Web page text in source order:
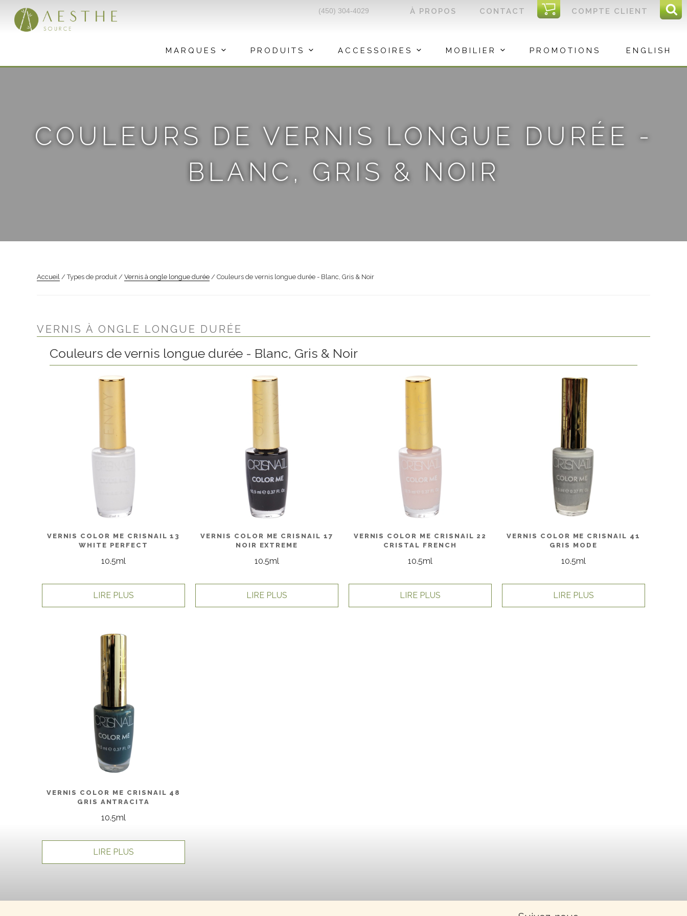
contenu
COMPTE CLIENT
I
C
CONTACT
À PROPOS
(450) 304-4029
MARQUES PRODUITS ACCESSOIRES MOBILIER PROMOTIONS ENGLISH
COULEURS DE VERNIS LONGUE DURÉE -
BLANC, GRIS & NOIR
Accueil / Types de produit / Vernis à ongle longue durée / Couleurs de vernis longue durée - Blanc, Gris & Noir
VERNIS À ONGLE LONGUE DURÉE
Couleurs de vernis longue durée - Blanc, Gris & Noir
VERNIS COLOR ME CRISNAIL 13
WHITE PERFECT
10.5ml
LIRE PLUS
VERNIS COLOR ME CRISNAIL 17
NOIR EXTREME
10.5ml
LIRE PLUS
VERNIS COLOR ME CRISNAIL 22
CRISTAL FRENCH
10.5ml
LIRE PLUS
VERNIS COLOR ME CRISNAIL 41
GRIS MODE
10.5ml
LIRE PLUS
VERNIS COLOR ME CRISNAIL 48
GRIS ANTRACITA
10.5ml
LIRE PLUS